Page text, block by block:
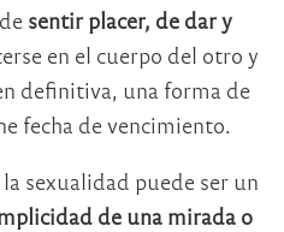
sentir placer, de dar y
en el cuerpo del otro y
definitiva, una forma de
fecha de vencimiento.
sexualidad puede ser un
de una mirada o